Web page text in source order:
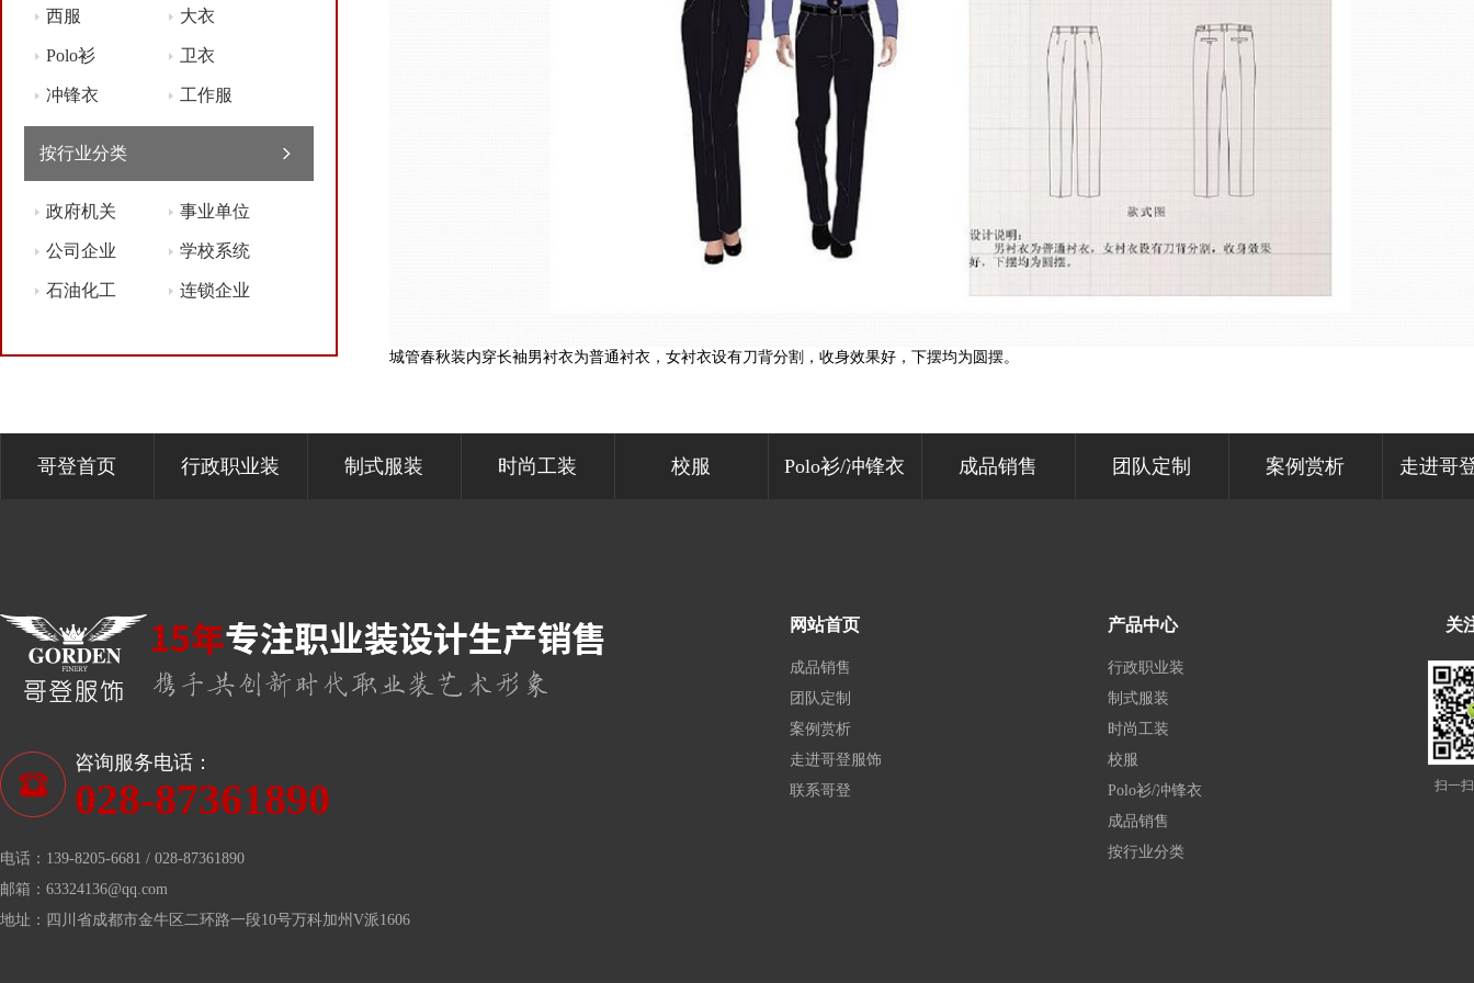
西服 大衣
Polo衫 卫衣
冲锋衣 工作服
按行业分类
政府机关 事业单位
公司企业 学校系统
石油化工 连锁企业
城管春秋装内穿长袖男衬衣为普通衬衣，女衬衣设有刀背分割，收身效果好，下摆均为圆摆。
哥登首页 行政职业装 制式服装 时尚工装 校服 Polo衫/冲锋衣 成品销售 团队定制 案例赏析 走进哥
咨询服务电话：
028-87361890
电话：139-8205-6681 / 028-87361890
邮箱：63324136@qq.com
地址：四川省成都市金牛区二环路一段10号万科加州V派1606
网站首页
成品销售
团队定制
案例赏析
走进哥登服饰
联系哥登
产品中心
行政职业装
制式服装
时尚工装
校服
Polo衫/冲锋衣
成品销售
按行业分类
关
扫一